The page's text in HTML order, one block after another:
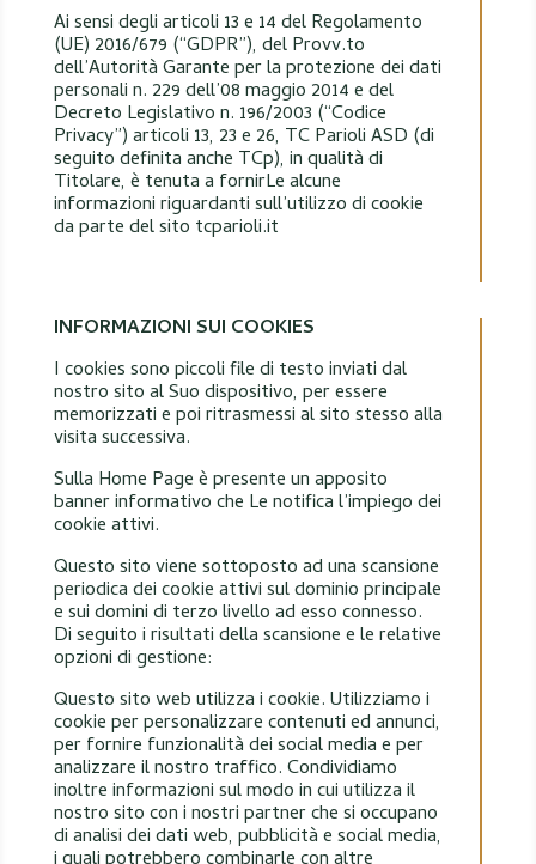
Ai sensi degli articoli 13 e 14 del Regolamento
(UE) 2016/679 (“GDPR”), del Provv.to
dell’Autorità Garante per la protezione dei dati
personali n. 229 dell’08 maggio 2014 e del
Decreto Legislativo n. 196/2003 (“Codice
Privacy”) articoli 13, 23 e 26, TC Parioli ASD (di
seguito definita anche TCp), in qualità di
Titolare, è tenuta a fornirLe alcune
informazioni riguardanti sull’utilizzo di cookie
da parte del sito tcparioli.it
INFORMAZIONI SUI COOKIES
I cookies sono piccoli file di testo inviati dal
nostro sito al Suo dispositivo, per essere
memorizzati e poi ritrasmessi al sito stesso alla
visita successiva.
Sulla Home Page è presente un apposito
banner informativo che Le notifica l’impiego dei
cookie attivi.
Questo sito viene sottoposto ad una scansione
periodica dei cookie attivi sul dominio principale
e sui domini di terzo livello ad esso connesso.
Di seguito i risultati della scansione e le relative
opzioni di gestione:
Questo sito web utilizza i cookie. Utilizziamo i
cookie per personalizzare contenuti ed annunci,
per fornire funzionalità dei social media e per
analizzare il nostro traffico. Condividiamo
inoltre informazioni sul modo in cui utilizza il
nostro sito con i nostri partner che si occupano
di analisi dei dati web, pubblicità e social media,